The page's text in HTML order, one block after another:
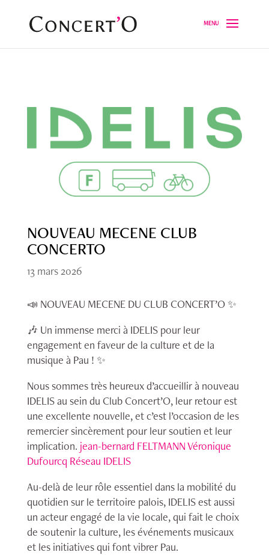
NOUVEAU MECENE CLUB
CONCERTO
13 mars 2026
📣 NOUVEAU MECENE DU CLUB CONCERT’O ✨
🎶 Un immense merci à IDELIS pour leur
engagement en faveur de la culture et de la
musique à Pau ! ✨
Nous sommes très heureux d’accueillir à nouveau
IDELIS au sein du Club Concert’O, leur retour est
une excellente nouvelle, et c’est l’occasion de les
remercier sincèrement pour leur soutien et leur
implication. jean-bernard FELTMANN Véronique
Dufourcq Réseau IDELIS
Au-delà de leur rôle essentiel dans la mobilité du
quotidien sur le territoire palois, IDELIS est aussi
un acteur engagé de la vie locale, qui fait le choix
de soutenir la culture, les événements musicaux
et les initiatives qui font vibrer Pau.